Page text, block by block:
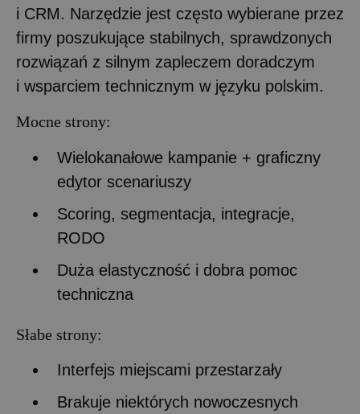
i CRM. Narzędzie jest często wybierane przez
firmy poszukujące stabilnych, sprawdzonych
rozwiązań z silnym zapleczem doradczym
i wsparciem technicznym w języku polskim.
Mocne strony:
Wielokanałowe kampanie + graficzny
edytor scenariuszy
Scoring, segmentacja, integracje,
RODO
Duża elastyczność i dobra pomoc
techniczna
Słabe strony:
Interfejs miejscami przestarzały
Brakuje niektórych nowoczesnych